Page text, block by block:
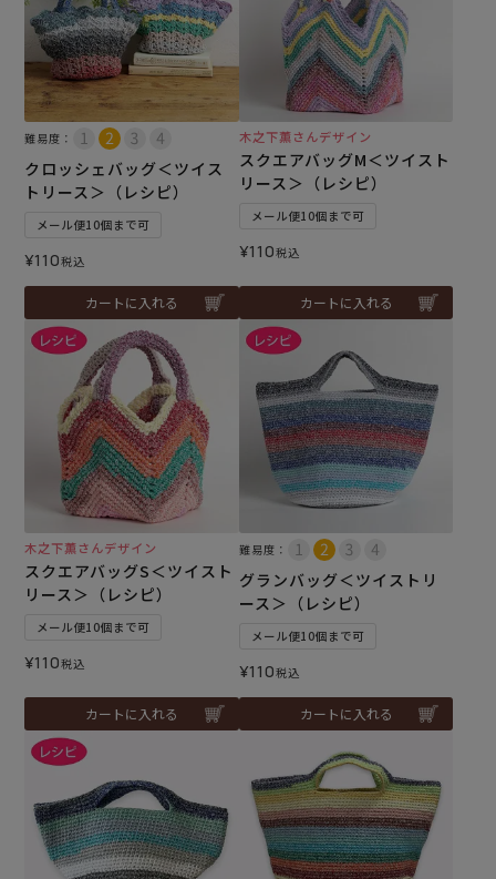
難易度：
クロッシェバッグ＜ツイス
トリース＞（レシピ）
メール便10個まで可
¥110税込
カートに入れる
木之下薫さんデザイン
スクエアバッグM＜ツイスト
リース＞（レシピ）
メール便10個まで可
¥110税込
カートに入れる
木之下薫さんデザイン
スクエアバッグS＜ツイスト
リース＞（レシピ）
メール便10個まで可
¥110税込
カートに入れる
難易度：
グランバッグ＜ツイストリ
ース＞（レシピ）
メール便10個まで可
¥110税込
カートに入れる